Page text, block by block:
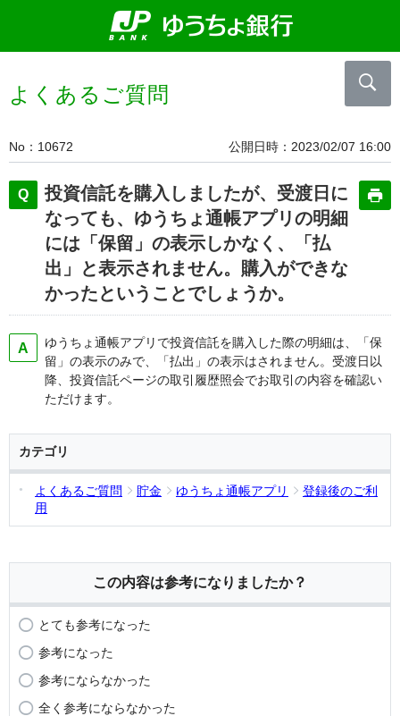
よくあるご質問
No 10672 公開日時 2023/02/07 16:00
投資信託を購入しましたが、受渡日に
なっても、ゆうちょ通帳アプリの明細
には「保留」の表示しかなく、「払
出」と表示されません。購入ができな
かったということでしょうか。
ゆうちょ通帳アプリで投資信託を購入した際の明細は、「保
留」の表示のみで、「払出」の表示はされません。受渡日以
降、投資信託ページの取引履歴照会でお取引の内容を確認い
ただけます。
カテゴリ
よくあるご質問 貯金 ゆうちょ通帳アプリ
登録後のご利
用
この内容は参考になりましたか？
とても参考になった
参考になった
参考にならなかった
全く参考にならなかった